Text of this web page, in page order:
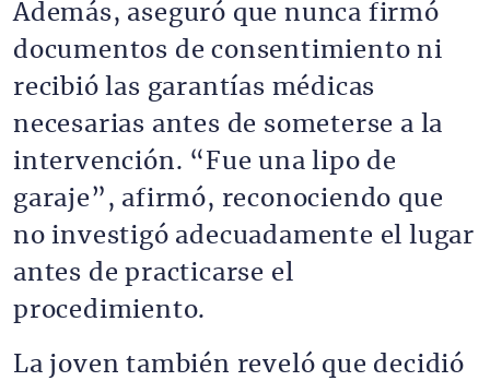
Además, aseguró que nunca firmó
documentos de consentimiento ni
recibió las garantías médicas
necesarias antes de someterse a la
intervención. “Fue una lipo de
garaje”, afirmó, reconociendo que
no investigó adecuadamente el lugar
antes de practicarse el
procedimiento.
La joven también reveló que decidió